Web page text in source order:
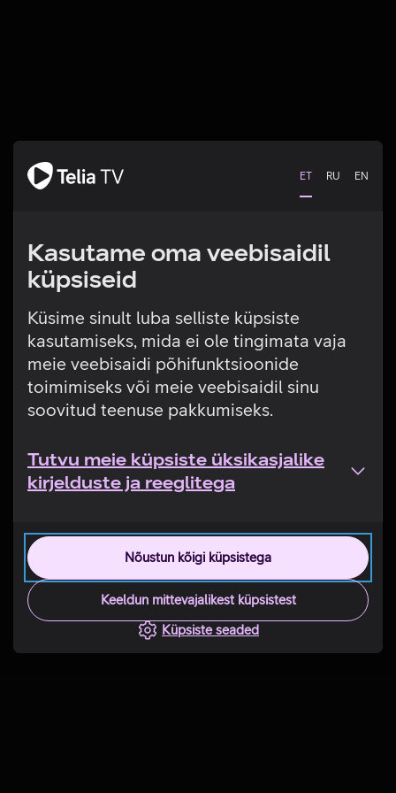
ET RU EN
Kasutame oma veebisaidil
küpsiseid
Küsime sinult luba selliste küpsiste
kasutamiseks, mida ei ole tingimata vaja
meie veebisaidi põhifunktsioonide
toimimiseks või meie veebisaidil sinu
soovitud teenuse pakkumiseks.
Tutvu meie küpsiste üksikasjalike
kirjelduste ja reeglitega
Nõustun kõigi küpsistega
Keeldun mittevajalikest küpsistest
Küpsiste seaded
Tehniline viga